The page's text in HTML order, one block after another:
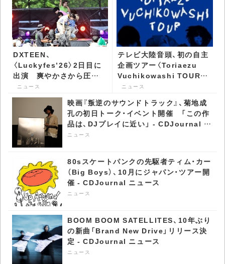
DXTEEN、
〈Luckyfes’26〉2日目に
出演 爽やかさから圧巻
のパフォーマンスまで7曲
を披露 - CDJournal ニュ
ニュース
テレビ大陸音頭、初の自主
企画ツアー〈Toriaezu
Vuchikowashi TOUR〉
開催決定 - CDJournal ニ
ニュース
映画『叛逆のサウンドトラック』、菊地成
孔の初日トーク・イベント開催 「この作
品は、DJプレイに近い」 - CDJournal ニ
ュース
ニュース
80sスケートパンクの先駆者ティム・カー
（Big Boys）、10月にジャパン・ツアー開
催 - CDJournal ニュース
ニュース
BOOM BOOM SATELLITES、10年ぶり
の新曲「Brand New Drive」リリース決
定 - CDJournal ニュース
ニュース